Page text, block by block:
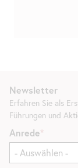
Newsletter
Erfahren Sie als
Führungen und
Anrede